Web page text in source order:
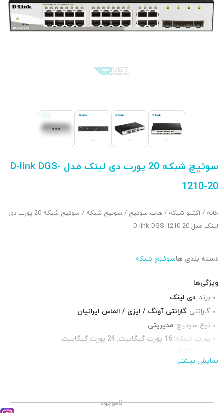
سوئیچ شبکه 20 پورت دی لینک مدل D-link DGS-
1210-20
خانه / اکتیو شبکه / هاب سوئیچ / سوئیچ شبکه
/ سوئیچ شبکه 20 پورت دی
لینک مدل D-link DGS-1210-20
دسته بندی هاسوئیچ شبکه
ویژگی‌ها
برند::دی لینک
گارانتی::گارانتی آونگ / ایزی / الماس ایرانیان
نوع سوئیچ::مدیریتی
پورت شبکه::16 پورت گیگابیت, 24 پورت گیگابیت
چراغ LED وضعیت::
نمایش بیشتر
ناموجود